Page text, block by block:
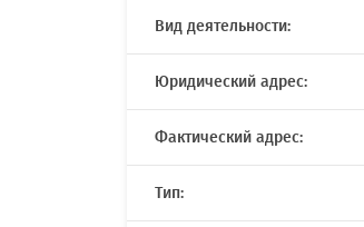
Вид деятельности:
Юридический адрес:
Фактический адрес:
Тип: